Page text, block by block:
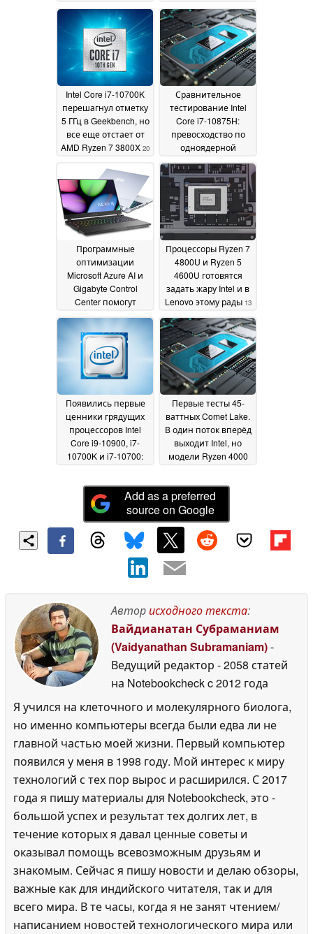
22 April 2020 20 April 2020
Intel Core i7-10700K
перешагнул отметку
5 ГГц в Geekbench, но
все еще отстает от
AMD Ryzen 7 3800X 20
Сравнительное
тестирование Intel
Core i7-10875H:
превосходство по
одноядерной
меркнет на фоне
результатов AMD
Ryzen 9 4900HS в
многопоточных
бенчмарках15 April
2020
Программные
оптимизации
Microsoft Azure AI и
Gigabyte Control
Center помогут
Studio XB с Intel Core
i7-10875H достичь
новых высот
производительности
15 April 2020
Процессоры Ryzen 7
4800U и Ryzen 5
4600U готовятся
задать жару Intel и в
Lenovo этому рады 13
April 2020
Появились первые
ценники грядущих
процессоров Intel
Core i9-10900, i7-
10700K и i7-10700:
Matisse пока
привлекательнее13
April 2020
Первые тесты 45-
ваттных Comet Lake.
В один поток вперёд
выходит Intel, но
модели Ryzen 4000
03 April 2020
Add as a preferred
source on Google
Авторисходного текста:
Вайдианатан Субраманиам
(Vaidyanathan Subramaniam)-
Ведущий редактор - 2058 статей
на Notebookcheckc 2012 года
Я учился на клеточного и молекулярного биолога,
но именно компьютеры всегда были едва ли не
главной частью моей жизни. Первый компьютер
появился у меня в 1998 году. Мой интерес к миру
технологий с тех пор вырос и расширился. С 2017
года я пишу материалы для Notebookcheck, это -
большой успех и результат тех долгих лет, в
течение которых я давал ценные советы и
оказывал помощь всевозможным друзьям и
знакомым. Сейчас я пишу новости и делаю обзоры,
важные как для индийского читателя, так и для
всего мира. В те часы, когда я не занят чтением/
написанием новостей технологического мира или